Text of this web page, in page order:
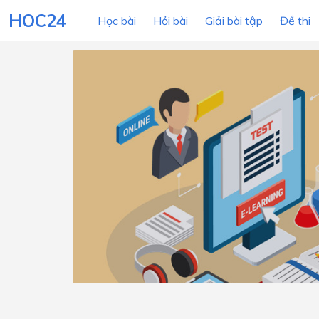
HOC24 Học bài Hỏi bài Giải bài tập Đề thi
LỚP HỌC
Lớp 12
Lớp 8
Lớp 7